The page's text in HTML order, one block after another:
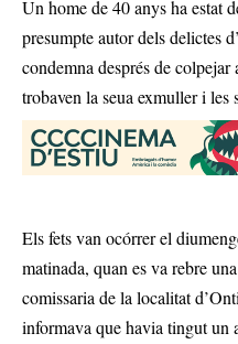
Un home de 40 anys ha estat
presumpte autor dels delictes
condemna després de
trobaven la seua exmuller i les
Els fets van ocórrer el
matinada, quan es va rebre
comissaria de la localitat
informava que havia tingut un